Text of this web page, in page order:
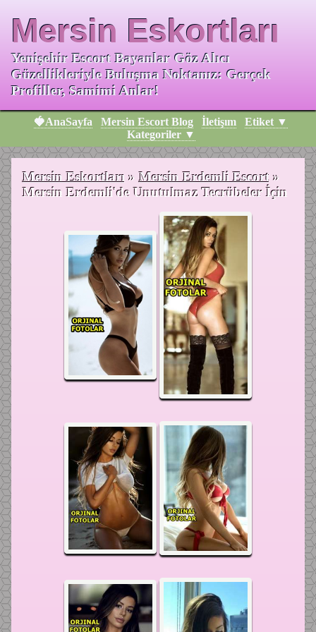
Mersin Eskortları
Yenişehir Escort Bayanlar Göz Alıcı
Güzellikleriyle Buluşma Noktanız: Gerçek
Profiller, Samimi Anlar!
🍓AnaSayfa Mersin Escort Blog İletişım
Etiket ▼
Kategoriler ▼
Mersin Eskortları »Mersin Erdemli Escort »
Mersin Erdemli'de Unutulmaz Tecrübeler İçin